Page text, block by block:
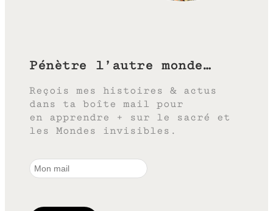
Pénètre l’autre monde…
Reçois mes histoires & actus
dans ta boîte mail pour
en apprendre + sur le sacré et
les Mondes invisibles.